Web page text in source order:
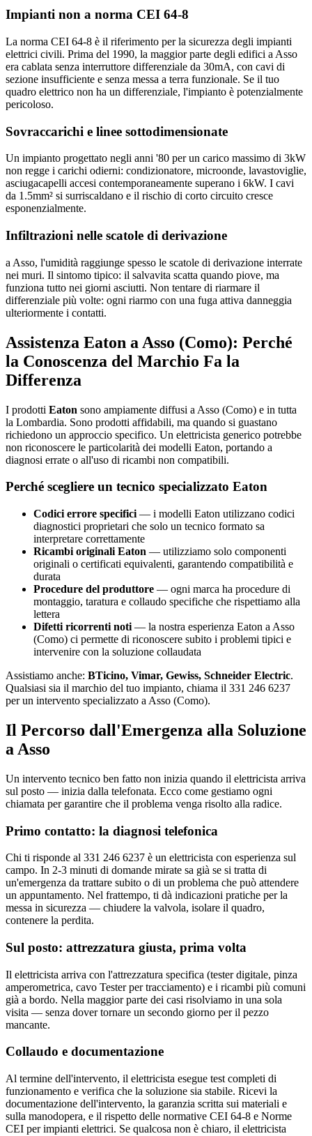
Impianti non a norma CEI 64-8
La norma CEI 64-8 è il riferimento per la sicurezza degli impianti
elettrici civili. Prima del 1990, la maggior parte degli edifici a Asso
era cablata senza interruttore differenziale da 30mA, con cavi di
sezione insufficiente e senza messa a terra funzionale. Se il tuo
quadro elettrico non ha un differenziale, l'impianto è potenzialmente
pericoloso.
Sovraccarichi e linee sottodimensionate
Un impianto progettato negli anni '80 per un carico massimo di 3kW
non regge i carichi odierni: condizionatore, microonde, lavastoviglie,
asciugacapelli accesi contemporaneamente superano i 6kW. I cavi
da 1.5mm² si surriscaldano e il rischio di corto circuito cresce
esponenzialmente.
Infiltrazioni nelle scatole di derivazione
a Asso, l'umidità raggiunge spesso le scatole di derivazione interrate
nei muri. Il sintomo tipico: il salvavita scatta quando piove, ma
funziona tutto nei giorni asciutti. Non tentare di riarmare il
differenziale più volte: ogni riarmo con una fuga attiva danneggia
ulteriormente i contatti.
Assistenza Eaton a Asso (Como): Perché
la Conoscenza del Marchio Fa la
Differenza
I prodotti Eaton sono ampiamente diffusi a Asso (Como) e in tutta
la Lombardia. Sono prodotti affidabili, ma quando si guastano
richiedono un approccio specifico. Un elettricista generico potrebbe
non riconoscere le particolarità dei modelli Eaton, portando a
diagnosi errate o all'uso di ricambi non compatibili.
Perché scegliere un tecnico specializzato Eaton
Codici errore specifici — i modelli Eaton utilizzano codici
diagnostici proprietari che solo un tecnico formato sa
interpretare correttamente
Ricambi originali Eaton — utilizziamo solo componenti
originali o certificati equivalenti, garantendo compatibilità e
durata
Procedure del produttore — ogni marca ha procedure di
montaggio, taratura e collaudo specifiche che rispettiamo alla
lettera
Difetti ricorrenti noti — la nostra esperienza Eaton a Asso
(Como) ci permette di riconoscere subito i problemi tipici e
intervenire con la soluzione collaudata
Assistiamo anche: BTicino, Vimar, Gewiss, Schneider Electric.
Qualsiasi sia il marchio del tuo impianto, chiama il 331 246 6237
per un intervento specializzato a Asso (Como).
Il Percorso dall'Emergenza alla Soluzione
a Asso
Un intervento tecnico ben fatto non inizia quando il elettricista arriva
sul posto — inizia dalla telefonata. Ecco come gestiamo ogni
chiamata per garantire che il problema venga risolto alla radice.
Primo contatto: la diagnosi telefonica
Chi ti risponde al 331 246 6237 è un elettricista con esperienza sul
campo. In 2-3 minuti di domande mirate sa già se si tratta di
un'emergenza da trattare subito o di un problema che può attendere
un appuntamento. Nel frattempo, ti dà indicazioni pratiche per la
messa in sicurezza — chiudere la valvola, isolare il quadro,
contenere la perdita.
Sul posto: attrezzatura giusta, prima volta
Il elettricista arriva con l'attrezzatura specifica (tester digitale, pinza
amperometrica, cavo Tester per tracciamento) e i ricambi più comuni
già a bordo. Nella maggior parte dei casi risolviamo in una sola
visita — senza dover tornare un secondo giorno per il pezzo
mancante.
Collaudo e documentazione
Al termine dell'intervento, il elettricista esegue test completi di
funzionamento e verifica che la soluzione sia stabile. Ricevi la
documentazione dell'intervento, la garanzia scritta sui materiali e
sulla manodopera, e il rispetto delle normative CEI 64-8 e Norme
CEI per impianti elettrici. Se qualcosa non è chiaro, il elettricista